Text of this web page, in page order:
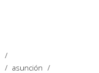
asunción